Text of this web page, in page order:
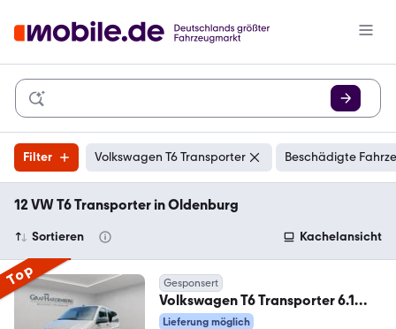
Filter Volkswagen T6 Transporter Beschädigte
12 VW T6 Transporter in Oldenburg
Sortieren Kachelansicht
Top Gesponsert
Volkswagen T6 Transporter 6.1
Kombi TDI DSG 9 Sitze AHK
Lieferung möglich